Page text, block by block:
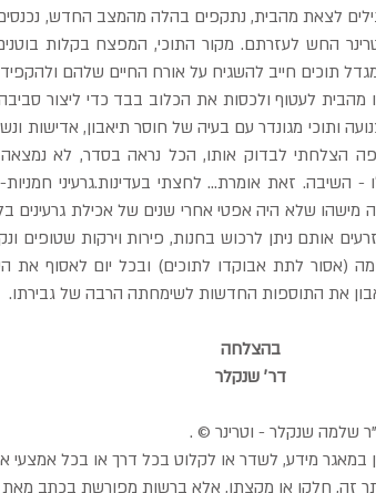
את התוספות החדשות לשימחתה הרבה של גבירתו.
בהצלחה
דר׳ שנקלר
שלמה שנקלר - וטרינר © .
מידע, לשדר או לקלוט בכל דרך או בכל אמצעי
זה, חלקו או מקצתו, אלא ברשות מפורשת בכתב